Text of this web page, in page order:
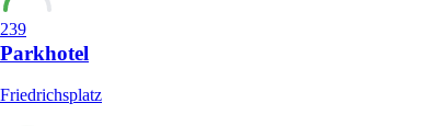
239
Parkhotel
Friedrichsplatz